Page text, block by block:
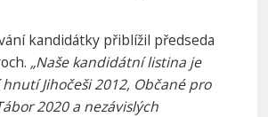
kandidátky přiblížil předseda
„Naše kandidátní listina je
Jihočeši 2012, Občané pro
2020 a nezávislých